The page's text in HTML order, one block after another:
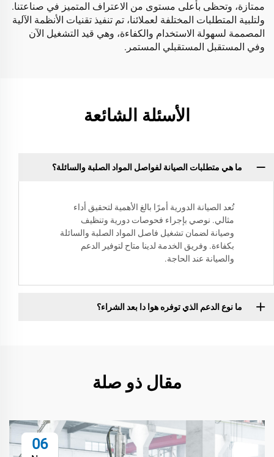
ممتازة، وتحظى بأعلى مستوى من الاعتراف المتميز في صناعتنا.
ولتلبية المتطلبات المختلفة لعملائنا، تم تنفيذ تقنيات الأنظمة الآلية
المصممة لسهولة الاستخدام والكفاءة، وهي قيد التشغيل الآن
وفي المستقبل المستقبلي المستمر.
الأسئلة الشائعة
ما هي متطلبات الصيانة لفواصل المواد الصلبة والسائلة؟
تُعد الصيانة الدورية أمرًا بالغ الأهمية لتحقيق أداء
مثالي. نوصي بإجراء فحوصات دورية وتنظيف
وصيانة لضمان تشغيل فاصل المواد الصلبة والسائلة
بكفاءة. وفريق الخدمة لدينا متاح لتوفير الدعم
والصيانة عند الحاجة.
ما نوع الدعم الذي توفره هوا دا بعد الشراء؟
مقال ذو صلة
06